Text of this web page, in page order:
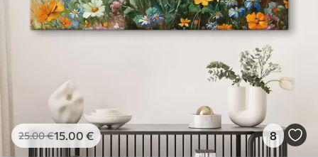
25.00€15.00 € 8